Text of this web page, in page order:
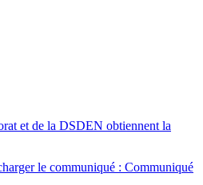
et de la DSDEN obtiennent la
le communiqué : Communiqué